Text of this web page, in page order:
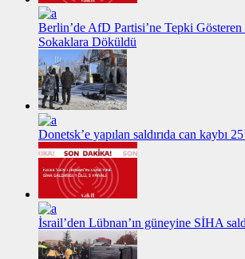
Berlin’de AfD Partisi’ne Tepki
Sokaklara Döküldü
Donetsk’e yapılan saldırıda can kaybı
İsrail’den Lübnan’ın güneyine SİHA